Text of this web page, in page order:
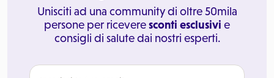
Unisciti ad una community di oltre 50mila
persone per riceveresconti esclusivi e
consigli di salute dai nostri esperti.